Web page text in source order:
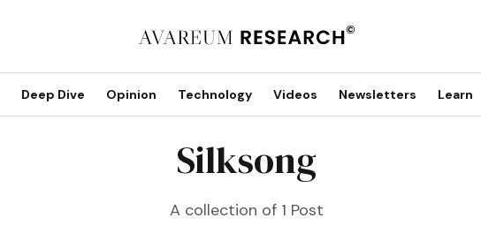
Deep Dive Opinion Technology Videos Newsletters Learn
Silksong
A collection of 1 Post